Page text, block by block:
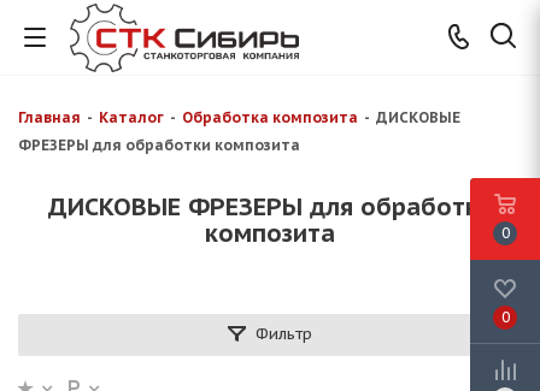
Главная - Каталог - Обработка композита - ДИСКОВЫЕ
ФРЕЗЕРЫ для обработки композита
ДИСКОВЫЕ ФРЕЗЕРЫ для обработки
композита
Фильтр
0
0